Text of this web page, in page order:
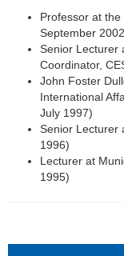
Professor at
September
Senior Lecturer
Coordinator,
John Foster
International
July 1997)
Senior Lecturer
1996)
Lecturer at
1995)